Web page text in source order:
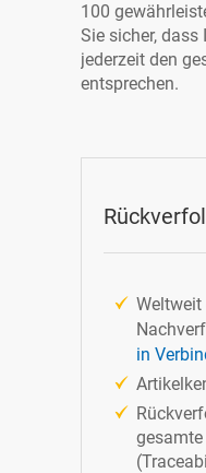
Infopaket
Module und
(MDE)
Leitfaden
100
Sie sicher,
jederzeit den
entsprechen.
Weltweit
in